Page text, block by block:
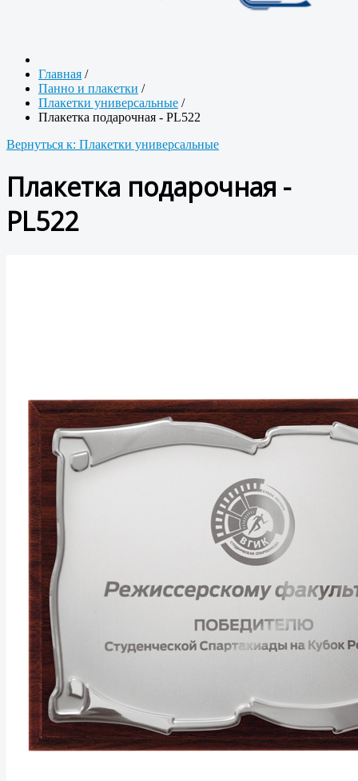
Главная /
Панно и плакетки /
Плакетки универсальные /
Плакетка подарочная - PL522
Вернуться к: Плакетки универсальные
Плакетка подарочная -
PL522